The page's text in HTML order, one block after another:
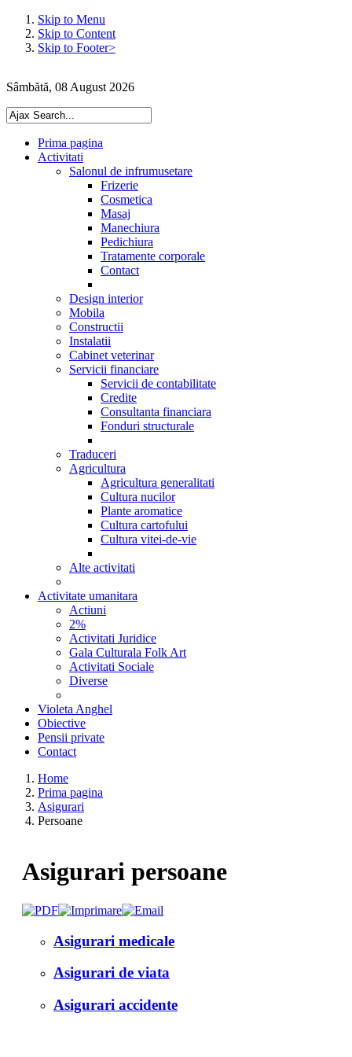
Skip to Menu
Skip to Content
Skip to Footer>
Sâmbătă, 08 August 2026
Prima pagina
Activitati
Salonul de infrumusetare
Frizerie
Cosmetica
Masaj
Manechiura
Pedichiura
Tratamente corporale
Contact
Design interior
Mobila
Constructii
Instalatii
Cabinet veterinar
Servicii financiare
Servicii de contabilitate
Credite
Consultanta financiara
Fonduri structurale
Traduceri
Agricultura
Agricultura generalitati
Cultura nucilor
Plante aromatice
Cultura cartofului
Cultura vitei-de-vie
Alte activitati
Activitate umanitara
Actiuni
2%
Activitati Juridice
Gala Culturala Folk Art
Activitati Sociale
Diverse
Violeta Anghel
Obiective
Pensii private
Contact
Home
Prima pagina
Asigurari
Persoane
Asigurari persoane
Asigurari medicale
Asigurari de viata
Asigurari accidente